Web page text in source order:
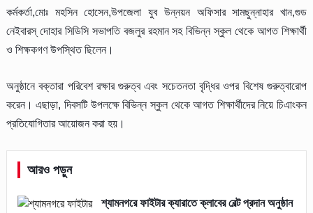
কর্মকর্তা,মোঃ মহসিন হোসেন,উপজেলা যুব উন্নয়ন অফিসার সামছুন্নাহার খান,গুড
নেইবারস্ দোহার সিডিসি সভাপতি বজলুর রহমান সহ বিভিন্ন স্কুল থেকে আগত শিক্ষার্থী
ও শিক্ষকগণ উপস্থিত ছিলেন।
অনুষ্ঠানে বক্তারা পরিবেশ রক্ষার গুরুত্ব এবং সচেতনতা বৃদ্ধির ওপর বিশেষ গুরুত্বারোপ
করেন। এছাড়া, দিবসটি উপলক্ষে বিভিন্ন স্কুল থেকে আগত শিক্ষার্থীদের নিয়ে চিএাংকন
প্রতিযোগিতার আয়োজন করা হয়।
আরও পড়ুন
শ্যামনগরে ফাইটার ক্যারাতে ক্লাবের বেল্ট প্রদান অনুষ্ঠান